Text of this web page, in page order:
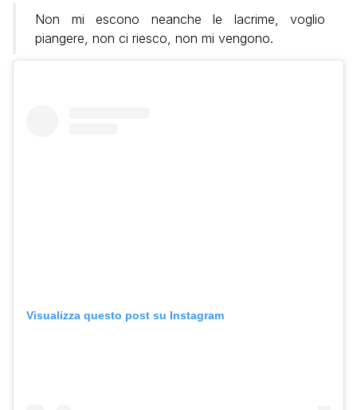
Non mi escono neanche le lacrime, voglio
piangere, non ci riesco, non mi vengono.
Visualizza questo post su Instagram